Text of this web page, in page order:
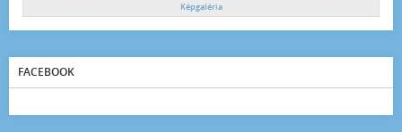
Képgaléria
FACEBOOK